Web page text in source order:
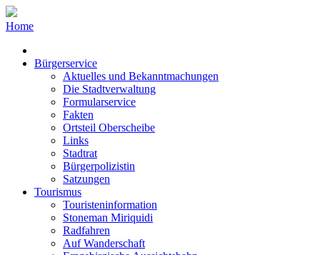
Home
Bürgerservice
Aktuelles und Bekanntmachungen
Die Stadtverwaltung
Formularservice
Fakten
Ortsteil Oberscheibe
Links
Stadtrat
Bürgerpolizistin
Satzungen
Tourismus
Touristeninformation
Stoneman Miriquidi
Radfahren
Auf Wanderschaft